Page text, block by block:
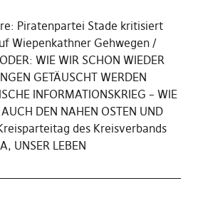
Piratenpartei Stade kritisiert
Wiepenkathner Gehwegen
WIE WIR SCHON WIEDER
GETÄUSCHT WERDEN
INFORMATIONSKRIEG – WIE
DEN NAHEN OSTEN UND
des Kreisverbands
UNSER LEBEN